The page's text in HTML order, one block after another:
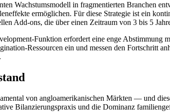
Wachstumsmodell in fragmentierten Branchen
ermöglichen. Für diese Strategie ist ein
Add-ons, die über einen Zeitraum von 3 bis 5
Funktion erfordert eine enge
Ressourcen ein und messen den Fortschritt
von angloamerikanischen Märkten — und
Bilanzierungspraxis und die Dominanz